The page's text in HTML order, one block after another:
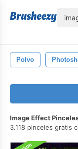
Polvo
Image Effect
3.118 pinceles gratis